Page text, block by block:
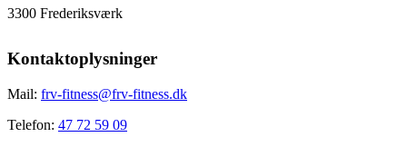
3300 Frederiksværk
Kontaktoplysninger
Mail: frv-fitness@frv-fitness.dk
Telefon: 47 72 59 09